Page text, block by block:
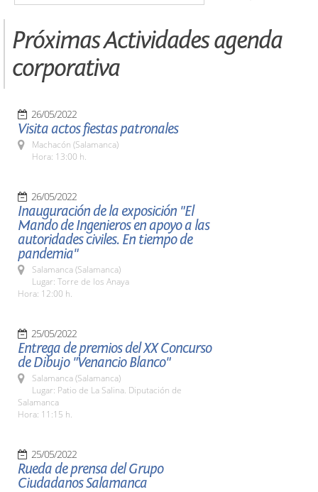
Próximas Actividades agenda
corporativa
26/05/2022
Visita actos fiestas patronales
Machacón (Salamanca)
Hora: 13:00 h.
26/05/2022
Inauguración de la exposición "El
Mando de Ingenieros en apoyo a las
autoridades civiles. En tiempo de
pandemia"
Salamanca (Salamanca)
Lugar: Torre de los Anaya
Hora: 12:00 h.
25/05/2022
Entrega de premios del XX Concurso
de Dibujo "Venancio Blanco"
Salamanca (Salamanca)
Lugar: Patio de La Salina. Diputación de
Salamanca
Hora: 11:15 h.
25/05/2022
Rueda de prensa del Grupo
Ciudadanos Salamanca